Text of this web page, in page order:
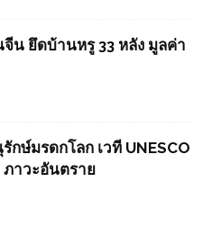
น ยึดบ้านหรู 33 หลัง มูลค่า
ษ์มรดกโลก เวที UNESCO
าวะอันตราย